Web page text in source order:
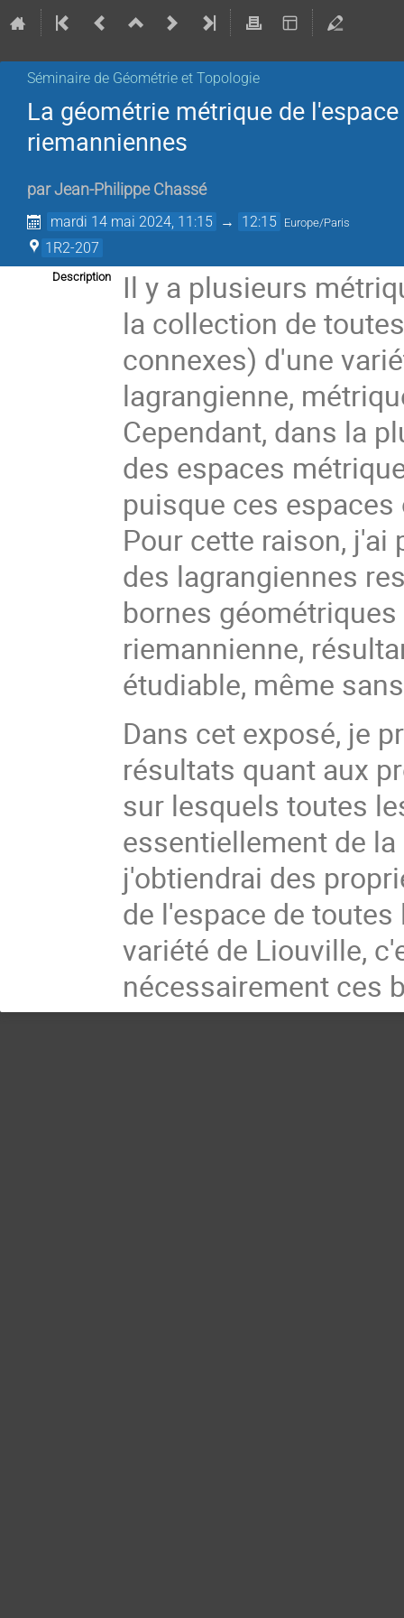
Séminaire de Géométrie et Topologie
La géométrie métrique de
riemanniennes
parJean-Philippe Chassé
mardi 14 mai 2024, 11:15 → 12:15 Europe/Paris
1R2-207
Description
Il y a plusieurs
la collection de
connexes) d'une
lagrangienne,
Cependant, dans la
des espaces
puisque ces
Pour cette raison,
des lagrangiennes
bornes
riemannienne,
étudiable, même
Dans cet exposé, je
résultats quant aux
sur lesquels toutes
essentiellement de
j'obtiendrai des
de l'espace de
variété de Liouville,
nécessairement ces